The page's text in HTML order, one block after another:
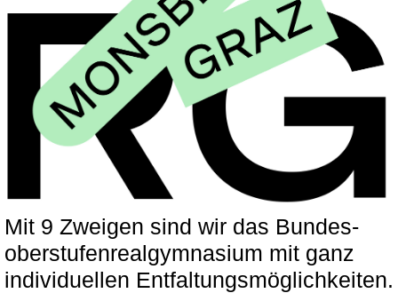
Mit 9 Zweigen sind wir das Bundes-
oberstufenrealgymnasium mit ganz
individuellen Entfaltungsmöglichkeiten.